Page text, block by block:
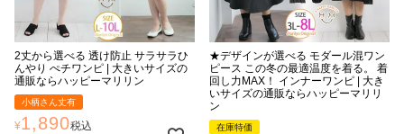
2丈から選べる 透け防止 サラサラひ
んやり ぺチワンピ | 大きいサイズの
通販ならハッピーマリリン
小柄さん丈有
¥1,890税込
★デザインが選べる モダール混ワン
ピース この冬の最適温度を着る。 着
回し力MAX！ インナーワンピ | 大き
いサイズの通販ならハッピーマリリ
ン
在庫特価